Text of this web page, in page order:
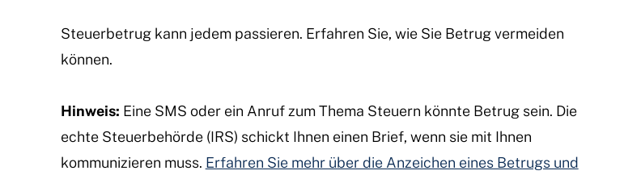
Steuerbetrug kann jedem passieren. Erfahren Sie, wie Sie Betrug vermeiden
können.
Hinweis: Eine SMS oder ein Anruf zum Thema Steuern könnte Betrug sein. Die
echte Steuerbehörde (IRS) schickt Ihnen einen Brief, wenn sie mit Ihnen
kommunizieren muss. Erfahren Sie mehr über die Anzeichen eines Betrugs und